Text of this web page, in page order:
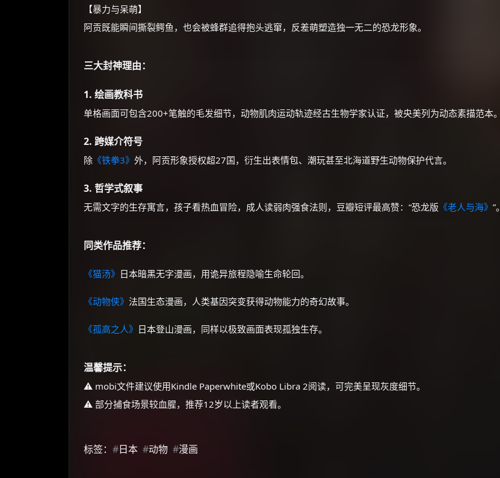
【暴力与呆萌】
阿贡既能瞬间撕裂鳄鱼，也会被蜂群追得抱头逃窜，反差萌塑造独一无二的恐龙形象。
三大封神理由：
1. 绘画教科书
单格画面可包含200+笔触的毛发细节，动物肌肉运动轨迹经古生物学家认证，被央美列为动态素描范本。
2. 跨媒介符号
除 《铁拳3》 外，阿贡形象授权超27国，衍生出表情包、潮玩甚至北海道野生动物保护代言。
3. 哲学式叙事
无需文字的生存寓言，孩子看热血冒险，成人读弱肉强食法则，豆瓣短评最高赞：“恐龙版 《老人与海》 ”。
同类作品推荐：
《猫汤》 日本暗黑无字漫画，用诡异旅程隐喻生命轮回。
《动物侠》 法国生态漫画，人类基因突变获得动物能力的奇幻故事。
《孤高之人》 日本登山漫画，同样以极致画面表现孤独生存。
温馨提示：
⚠️ mobi文件建议使用Kindle Paperwhite或Kobo Libra 2阅读，可完美呈现灰度细节。
⚠️ 部分捕食场景较血腥，推荐12岁以上读者观看。
标签： #日本 #动物 #漫画
如夸克12个月送14天 最低75元！
还有支付宝现金红包、外卖红包、
优惠券、活动红包，每日可领。
⚡ 前往【大淘客】领红包